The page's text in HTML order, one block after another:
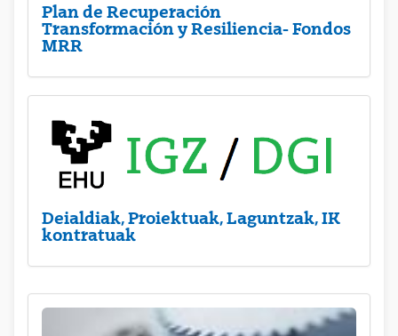
Plan de Recuperación
Transformación y Resiliencia- Fondos
MRR
Deialdiak, Proiektuak, Laguntzak, IK
kontratuak